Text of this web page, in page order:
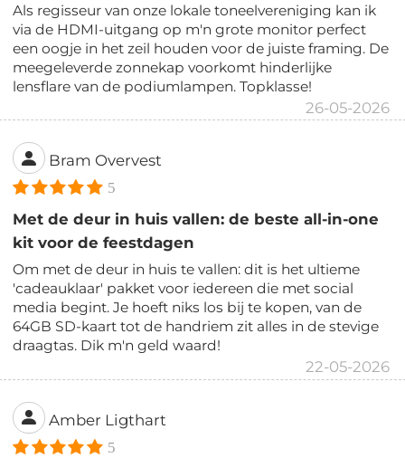
Als regisseur van onze lokale toneelvereniging kan ik
via de HDMI-uitgang op m'n grote monitor perfect
een oogje in het zeil houden voor de juiste framing. De
meegeleverde zonnekap voorkomt hinderlijke
lensflare van de podiumlampen. Topklasse!
26-05-2026
Bram Overvest
5
Met de deur in huis vallen: de beste all-in-one
kit voor de feestdagen
Om met de deur in huis te vallen: dit is het ultieme
'cadeauklaar' pakket voor iedereen die met social
media begint. Je hoeft niks los bij te kopen, van de
64GB SD-kaart tot de handriem zit alles in de stevige
draagtas. Dik m'n geld waard!
22-05-2026
Amber Ligthart
5